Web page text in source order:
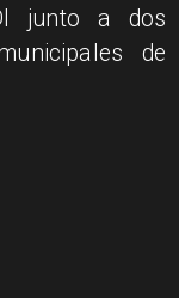
junto a dos
de